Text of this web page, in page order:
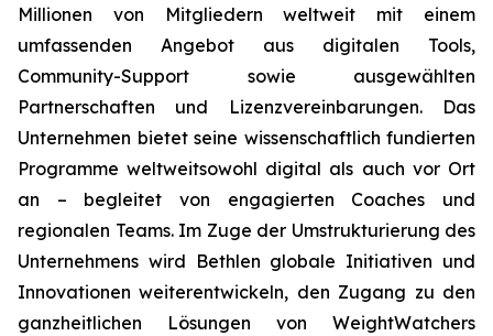
Millionen von Mitgliedern weltweit mit einem
umfassenden Angebot aus digitalen Tools,
Community-Support sowie ausgewählten
Partnerschaften und Lizenzvereinbarungen. Das
Unternehmen bietet seine wissenschaftlich fundierten
Programme weltweitsowohl digital als auch vor Ort
an – begleitet von engagierten Coaches und
regionalen Teams. Im Zuge der Umstrukturierung des
Unternehmens wird Bethlen globale Initiativen und
Innovationen weiterentwickeln, den Zugang zu den
ganzheitlichen Lösungen von WeightWatchers